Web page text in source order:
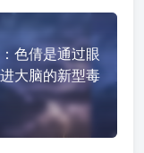
色倩是通过眼
大脑的新型毒